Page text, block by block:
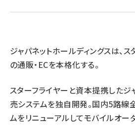
ジャパネットホールディングスは、
の通販・ECを本格化する。
スターフライヤーと資本提携したジ
売システムを独自開発。国内5路線
ムをリニューアルしてモバイルオー